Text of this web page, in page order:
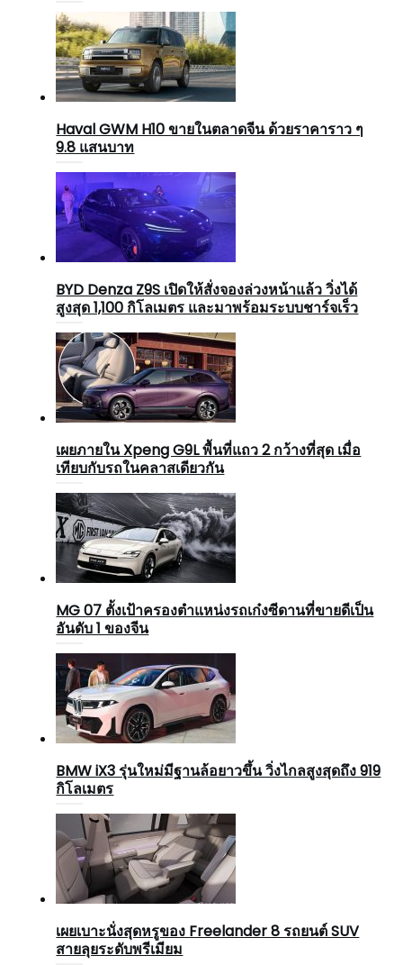
Haval GWM H10 ขายในตลาดจีน ด้วยราคาราว ๆ
9.8 แสนบาท
BYD Denza Z9S เปิดให้สั่งจองล่วงหน้าแล้ว วิ่งได้
สูงสุด 1,100 กิโลเมตร และมาพร้อมระบบชาร์จเร็ว
เผยภายใน Xpeng G9L พื้นที่แถว 2 กว้างที่สุด เมื่อ
เทียบกับรถในคลาสเดียวกัน
MG 07 ตั้งเป้าครองตำแหน่งรถเก๋งซีดานที่ขายดีเป็น
อันดับ 1 ของจีน
BMW iX3 รุ่นใหม่มีฐานล้อยาวขึ้น วิ่งไกลสูงสุดถึง 919
กิโลเมตร
เผยเบาะนั่งสุดหรูของ Freelander 8 รถยนต์ SUV
สายลุยระดับพรีเมียม